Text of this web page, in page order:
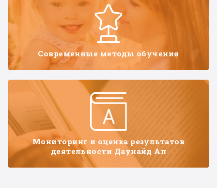
Современные методы обучения
Мониторинг и оценка результатов
деятельности Даунайд Ап